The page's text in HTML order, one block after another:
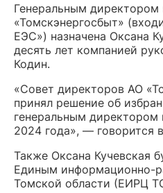
Генеральным директором
«Томскэнергосбыт»
ЕЭС») назначена Оксана
десять лет компанией
Кодин.
«Совет директоров АО
принял решение об
генеральным
2024 года», — говорится
Также Оксана Кучевская
Единым информационно-
Томской области (ЕИРЦ